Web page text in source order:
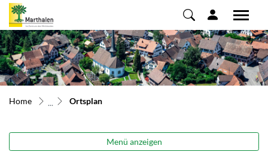
zur Startseite
Direkt zur Hauptnavigation
Direkt zum Inhalt
Direkt zur Suche
Direkt zum Stichwortverzeichnis
Home Ortsplan(ausgewählt)
Menü anzeigen